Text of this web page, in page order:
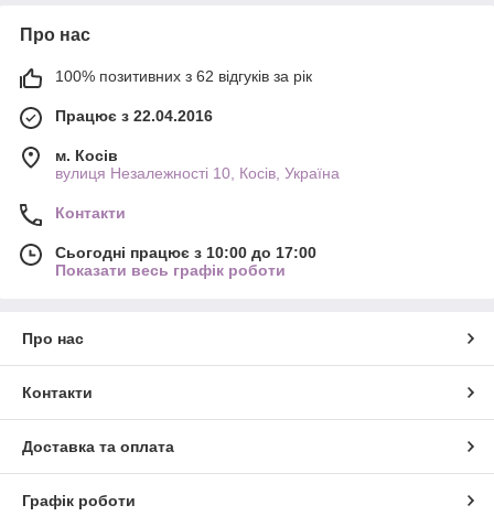
Про нас
100% позитивних з 62 відгуків за рік
Працює з 22.04.2016
м. Косів
вулиця Незалежності 10, Косів, Україна
Контакти
Сьогодні працює з 10:00 до 17:00
Показати весь графік роботи
Про нас
Контакти
Доставка та оплата
Графік роботи